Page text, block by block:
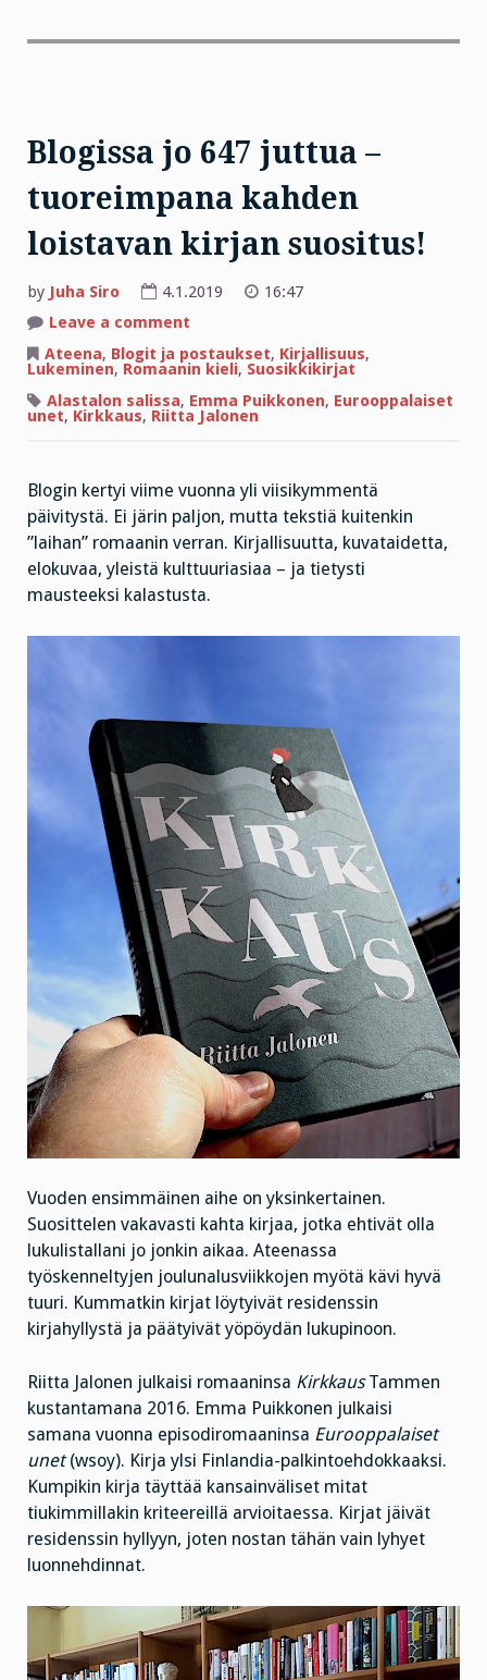
Blogissa jo 647 juttua –
tuoreimpana kahden
loistavan kirjan suositus!
by Juha Siro 4.1.2019
16:47
Leave a comment
jo
647
–
tuoreimpana
kahden
Ateena, Blogit ja postaukset, Kirjallisuus,
Lukeminen, Romaanin kieli, Suosikkikirjat
Alastalon salissa, Emma Puikkonen, Eurooppalaiset
unet, Kirkkaus, Riitta Jalonen
Blogin kertyi viime vuonna yli viisikymmentä
päivitystä. Ei järin paljon, mutta tekstiä kuitenkin
”laihan” romaanin verran. Kirjallisuutta, kuvataidetta,
elokuvaa, yleistä kulttuuriasiaa – ja tietysti
mausteeksi kalastusta.
Vuoden ensimmäinen aihe on yksinkertainen.
Suosittelen vakavasti kahta kirjaa, jotka ehtivät olla
lukulistallani jo jonkin aikaa. Ateenassa
työskenneltyjen joulunalusviikkojen myötä kävi hyvä
tuuri. Kummatkin kirjat löytyivät residenssin
kirjahyllystä ja päätyivät yöpöydän lukupinoon.
Riitta Jalonen julkaisi romaaninsa KirkkausTammen
kustantamana 2016. Emma Puikkonen julkaisi
samana vuonna episodiromaaninsa Eurooppalaiset
unet(wsoy). Kirja ylsi Finlandia-palkintoehdokkaaksi.
Kumpikin kirja täyttää kansainväliset mitat
tiukimmillakin kriteereillä arvioitaessa. Kirjat jäivät
residenssin hyllyyn, joten nostan tähän vain lyhyet
luonnehdinnat.